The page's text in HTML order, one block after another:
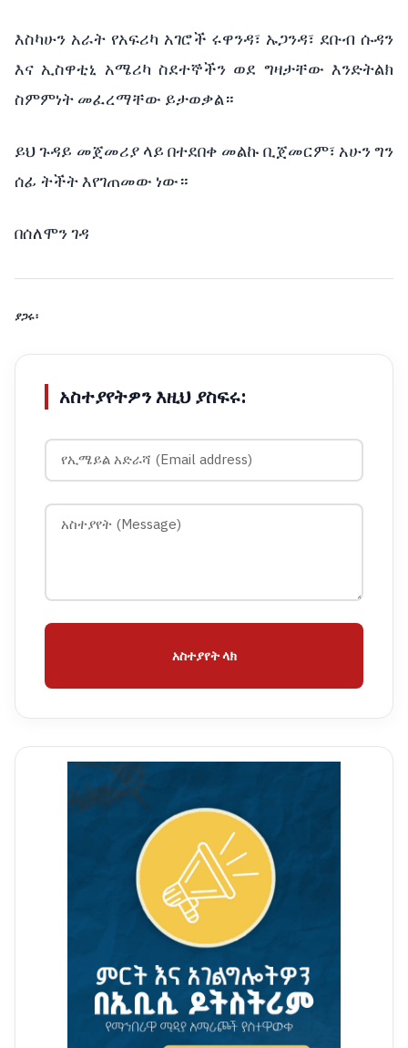
እስካሁን አራት የአፍሪካ አገሮች ሩዋንዳ፣ ኡጋንዳ፣ ደቡብ ሱዳን
እና ኢስዋቲኒ አሜሪካ ስደተኞችን ወደ ግዛታቸው እንድትልክ
ስምምነት መፈረማቸው ይታወቃል።
ይህ ጉዳይ መጀመሪያ ላይ በተደበቀ መልኩ ቢጀመርም፣ አሁን ግን
ሰፊ ትችት እየገጠመው ነው።
በሰለሞን ገዳ
ያጋሩ፡
አስተያየትዎን እዚህ ያስፍሩ:
አስተያየት ላክ